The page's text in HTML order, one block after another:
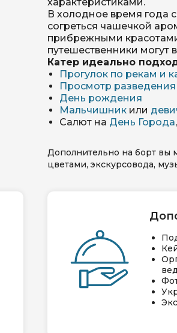
характеристиками.
В холодное время года
согреться чашечкой
прибрежными
путешественники могут
Катер идеально
Прогулок по рекам и
Просмотр
День рождения
Мальчишник или
Салют на День Города,
Дополнительно на борт вы
цветами, экскурсовода,